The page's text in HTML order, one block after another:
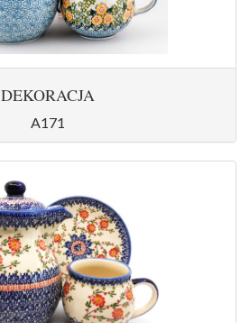
DEKORACJA
A171